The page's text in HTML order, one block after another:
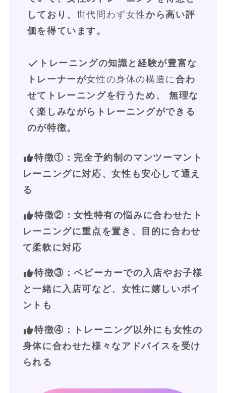
しており、 世代問わず女性から高い評
価を得ています。
トレーニングの知識と経験が豊富な
トレーナーが女性の身体の構造に 合わ
せてトレーニングを行うため、 無理な
く楽しみながらトレーニングができる
のが特徴。
特徴① ：完全予約制のマンツーマント
レーニングに対応、女性も安心して通え
る
特徴②：女性特有の悩みに合わせたト
レーニングに重点を置き、目的に合わせ
て柔軟に対応
特徴③：ベビーカーでの入店やお子様
と一緒に入店可など、女性に嬉しいポイ
ントも
特徴④ ：トレーニング以外にも女性の
身体に合わせた様々なアドバイスを受け
られる